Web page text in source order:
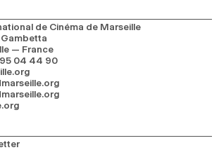
de Cinéma de Marseille
— France
04 44 90